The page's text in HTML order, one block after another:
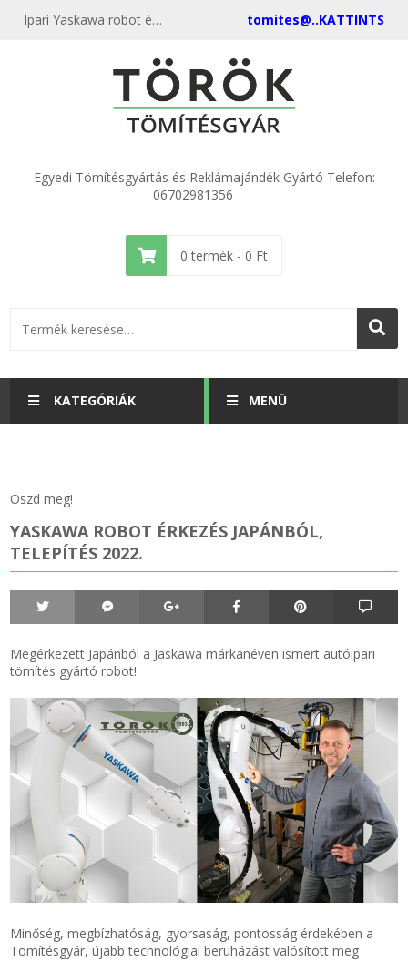
Ipari Yaskawa robot érkezett Japánból tomites@..KATTINTS
Egyedi Tömítésgyártás és Reklámajándék Gyártó Telefon:
06702981356
0 termék - 0 Ft
KATEGÓRIÁK
HŰTŐMÁGNES KERET - FÓLIA
GÉPÉSZET-PÉBÉ-gáz - KÉSZLETEK
IPARI KARIMA TÖMÍTÉS
TÖMÍTŐ TÁBLA - SZIGETELŐ LEMEZ
TÖMÍTŐ ZSINÓR - RAGASZTÓ
TEHER-ERŐGÉP-MOZDONY TÖMÍTÉS
MOTORKERÉKPÁR-GOKART-QUAD-CSÓNAKMOTOR TÖMÍTÉS
MENÜ
Termékek
Rólunk
Hírek
Kapcsolat
ÁSZF
Adatkezelés
Oszd meg!
YASKAWA ROBOT ÉRKEZÉS JAPÁNBÓL,
TELEPÍTÉS 2022.
Megérkezett Japánból a Jaskawa márkanéven ismert autóipari
tömítés gyártó robot!
Minőség, megbízhatóság, gyorsaság, pontosság érdekében a
Tömítésgyár, újabb technológiai beruházást valósított meg